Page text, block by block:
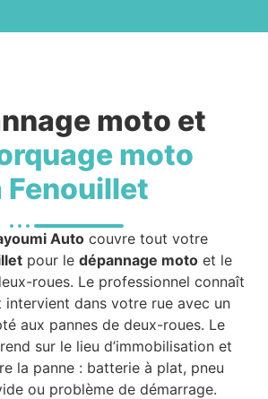
moto et
moto
Fenouillet
Auto couvre tout votre
pour le dépannage moto et le
roues. Le professionnel connaît
intervient dans votre rue avec un
aux pannes de deux-roues. Le
sur le lieu d’immobilisation et
la panne : batterie à plat, pneu
ou problème de démarrage.